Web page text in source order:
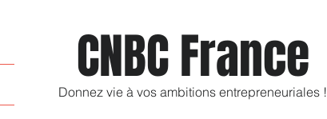
CNBC France
Donnez vie à vos ambitions entrepreneuriales !